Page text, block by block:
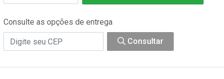
Consulte as opções de entrega
Consultar